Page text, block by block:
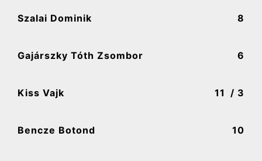
Szalai Dominik 8
Gajárszky Tóth Zsombor 6
Kiss Vajk 11 / 3
Bencze Botond 10